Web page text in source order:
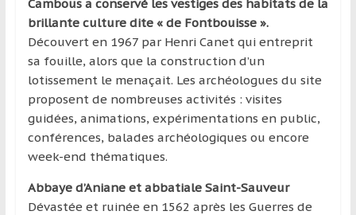
Cambous a conservé les vestiges des habitats de la
brillante culture dite « de Fontbouisse ».
Découvert en 1967 par Henri Canet qui entreprit
sa fouille, alors que la construction d’un
lotissement le menaçait. Les archéologues du site
proposent de nombreuses activités : visites
guidées, animations, expérimentations en public,
conférences, balades archéologiques ou encore
week-end thématiques.
Abbaye d’Aniane et abbatiale Saint-Sauveur
Dévastée et ruinée en 1562 après les Guerres de